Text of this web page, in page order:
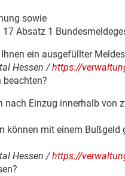
sowie
17 Absatz 1
ein ausgefüllter
Hessen /https://
beachten?
nach Einzug innerhalb von
können mit einem Bußgeld
Hessen /https://